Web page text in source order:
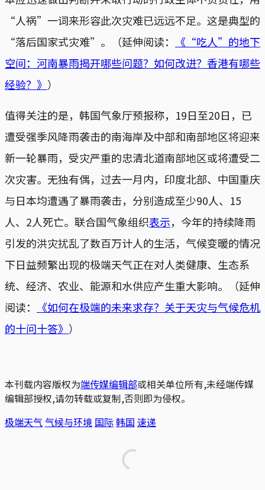
“人祸”一词来形容此次灾难已远远不足。这是典型的
“落后国家式灾难”。（延伸阅读：
《“吃人”的地下
空间：河南暴雨揭开哪些问题？如何改进？香港有哪些
经验？》 ）
值得关注的是，韩国气象厅预报称，19日至20日，已
遭受强季风降雨袭击的南海岸及中部和南部地区将迎来
新一轮暴雨，受灾严重的忠清北道南部地区或将遭受二
次灾害。无独有偶，过去一月内，印度北部、中国重庆
与日本均遭遇了暴雨袭击，分别造成至少90人、15
人、2人死亡。联合国气象组织表示，今年的持续降雨
引发的洪灾扰乱了数百万计人的生活，气候变暖的情况
下日益频繁出现的极端天气正在对人类健康、生态系
统、经济、农业、能源和水供应产生重大影响。（延伸
阅读：
《如何在极端的未来求存？关于天灾与气候危机
的十问十答》 ）
本刊载内容版权为端传媒编辑部或相关单位所有,未经端传媒
编辑部授权,请勿转载或复制,否则即为侵权。
极端天气气候与环境 国际韩国 速递